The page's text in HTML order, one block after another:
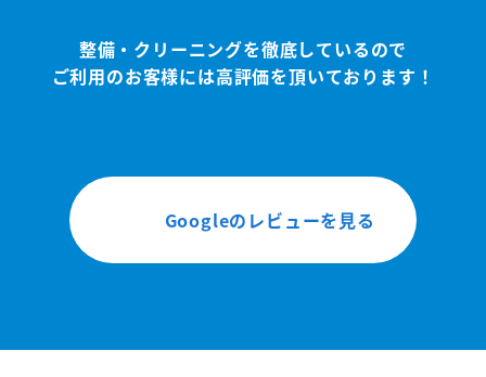
整備・クリーニングを徹底しているので
ご利用のお客様には高評価を頂いております！
Googleのレビューを見る